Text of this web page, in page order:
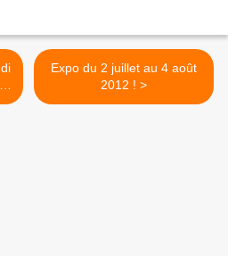
Expo du 2 juillet au 4 août
2012 ! >